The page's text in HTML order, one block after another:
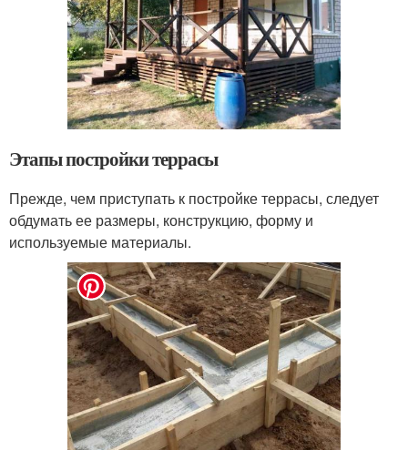
Этапы постройки террасы
Прежде, чем приступать к постройке террасы, следует
обдумать ее размеры, конструкцию, форму и
используемые материалы.